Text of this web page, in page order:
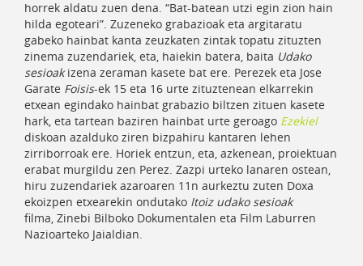
horrek aldatu zuen dena. “Bat-batean utzi egin zion hain
hilda egoteari”. Zuzeneko grabazioak eta argitaratu
gabeko hainbat kanta zeuzkaten zintak topatu zituzten
zinema zuzendariek, eta, haiekin batera, baita Udako
sesioakizena zeraman kasete bat ere. Perezek eta Jose
Garate Foisis-ek 15 eta 16 urte zituztenean elkarrekin
etxean egindako hainbat grabazio biltzen zituen kasete
hark, eta tartean baziren hainbat urte geroago Ezekiel
diskoan azalduko ziren bizpahiru kantaren lehen
zirriborroak ere. Horiek entzun, eta, azkenean, proiektuan
erabat murgildu zen Perez. Zazpi urteko lanaren ostean,
hiru zuzendariek azaroaren 11n aurkeztu zuten Doxa
ekoizpen etxearekin ondutako Itoiz udako sesioak
filma, Zinebi Bilboko Dokumentalen eta Film Laburren
Nazioarteko Jaialdian.